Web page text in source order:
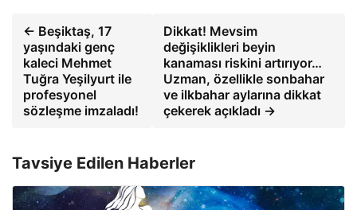
← Beşiktaş, 17
yaşındaki genç
kaleci Mehmet
Tuğra Yeşilyurt ile
profesyonel
sözleşme imzaladı!
Dikkat! Mevsim
değişiklikleri beyin
kanaması riskini artırıyor…
Uzman, özellikle sonbahar
ve ilkbahar aylarına dikkat
çekerek açıkladı →
Tavsiye Edilen Haberler